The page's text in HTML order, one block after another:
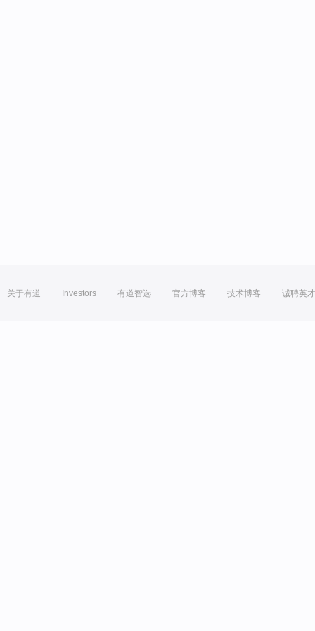
关于有道 Investors 有道智选 官方博客 技术博客 诚聘英才